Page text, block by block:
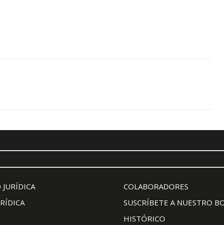
COLABORADORES
SUSCRÍBETE A NUESTRO
HISTÓRICO